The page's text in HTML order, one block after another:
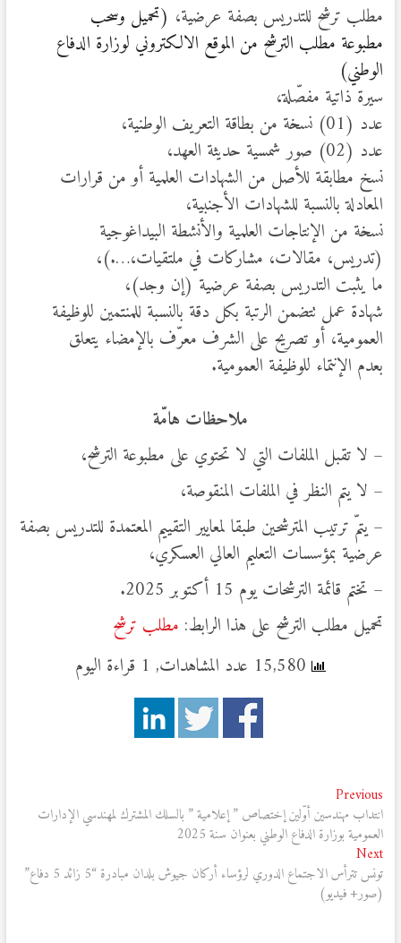
مطلب ترشح للتدريس بصفة عرضية، (تحميل وسحب
مطبوعة مطلب الترشح من الموقع الالكتروني لوزارة الدفاع
الوطني)
سيرة ذاتية مفصّلة،
عدد (01) نسخة من بطاقة التعريف الوطنية،
عدد (02) صور شمسية حديثة العهد،
نسخ مطابقة للأصل من الشهادات العلمية أو من قرارات
المعادلة بالنسبة للشهادات الأجنبية،
نسخة من الإنتاجات العلمية والأنشطة البيداغوجية
(تدريس، مقالات، مشاركات في ملتقيات،….)،
ما يثبت التدريس بصفة عرضية (إن وجد)،
شهادة عمل تتضمن الرتبة بكل دقة بالنسبة للمنتمين للوظيفة
العمومية، أو تصريح على الشرف معرّف بالإمضاء يتعلق
بعدم الإنتماء للوظيفة العمومية.
ملاحظات هامّة
– لا تقبل الملفات التي لا تحتوي على مطبوعة الترشح،
– لا يتم النظر في الملفات المنقوصة،
– يتمّ ترتيب المترشحين طبقا لمعايير التقييم المعتمدة للتدريس بصفة
عرضية بمؤسسات التعليم العالي العسكري،
– تختم قائمة الترشحات يوم 15 أكتوبر 2025.
تحميل مطلب الترشح على هذا الرابط: مطلب ترشح
15,580 عدد المشاهدات, 1 قراءة اليوم
تصفّح
المقالات
Previous
Previous
post:
انتداب مهندسين أوّلين إختصاص ” إعلامية ” بالسلك المشترك لمهندسي الإدارات
العمومية بوزارة الدفاع الوطني بعنوان سنة 2025
Next
Next
post:
تونس تترأس الاجتماع الدوري لرؤساء أركان جيوش بلدان مبادرة “5 زائد 5 دفاع”
(صور+ فيديو)